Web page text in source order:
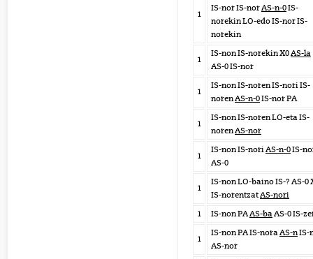
1
IS-nor IS-norAS-n-0IS-
norekin LO-edo IS-nor IS-
norekin
1
IS-non IS-norekin X0AS-la
AS-0 IS-nor
1
IS-non IS-noren IS-nori IS-
norenAS-n-0IS-nor PA
1
IS-non IS-noren LO-eta IS-
norenAS-nor
1
IS-non IS-noriAS-n-0IS-
AS-0
1
IS-non LO-baino IS-? AS-0
IS-norentzatAS-nori
1
IS-non PAAS-baAS-0 IS-
1
IS-non PA IS-noraAS-nIS-
AS-nor